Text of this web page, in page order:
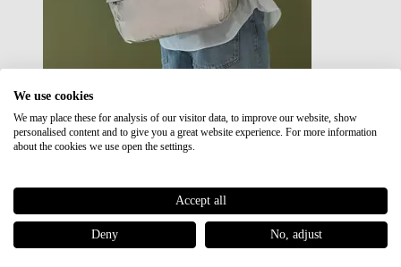
Japan RE lite
Sale
We use cookies
We may place these for analysis of our visitor data, to improve our website, show
personalised content and to give you a great website experience. For more information
about the cookies we use open the settings.
Accept all
Deny No, adjust